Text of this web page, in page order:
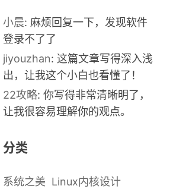
小晨: 麻烦回复一下，发现软件
登录不了了
jiyouzhan: 这篇文章写得深入浅
出，让我这个小白也看懂了！
22攻略: 你写得非常清晰明了，
让我很容易理解你的观点。
分类
系统之美 Linux内核设计